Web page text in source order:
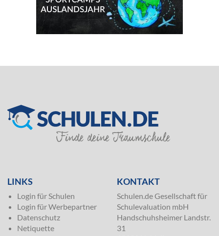
LINKS
Login für Schulen
Login für Werbepartner
Datenschutz
Netiquette
KONTAKT
Schulen.de Gesellschaft für
Schulevaluation mbH
Handschuhsheimer Landstr.
31